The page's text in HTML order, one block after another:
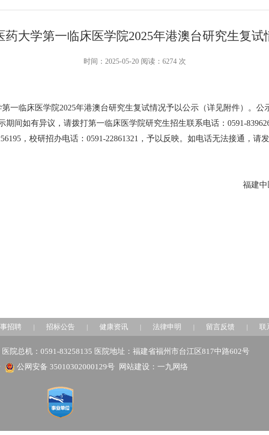
药大学第一临床医学院2025年港澳台研究生复试
时间：2025-05-20 阅读：6274 次
临床医学院2025年港澳台研究生复试情况予以公示（详见附件）。公
期间如有异议，请拨打第一临床医学院研究生招生联系电话：0591-
，校研招办电话：0591-22861321，予以反映。如电话无法接通，请
福建
招聘 招标公告 健康资讯 法律申明 留言反馈 联
院总机：0591-83258135 医院地址：福建省福州市台江区817中路602号
公网安备 35010302000129号 网站建设：一九网络